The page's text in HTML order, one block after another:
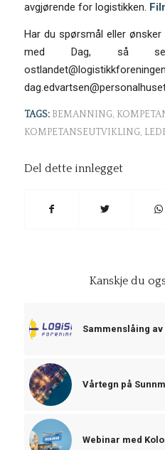
avgjørende for logistikken.
Har du spørsmål eller
med Dag, så
TAGS: BEMANNING,
KOMPETANSEUTVIKLING,
Del dette innlegget
Kanskje du
Sammenslåing
Vårtegn på
Webinar med